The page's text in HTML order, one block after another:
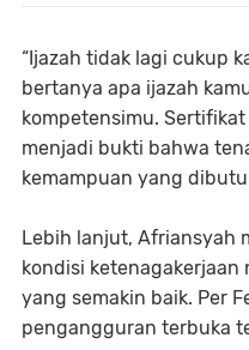
“Ijazah tidak lagi cukup
bertanya apa ijazah
kompetensimu.
menjadi bukti bahwa
kemampuan yang
Lebih lanjut, Afriansyah
kondisi
yang semakin baik. Per
pengangguran terbuka